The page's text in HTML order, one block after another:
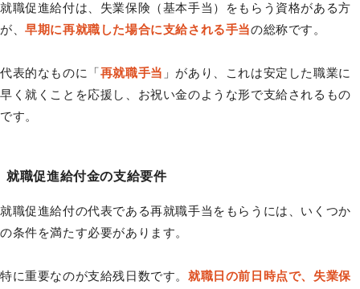
就職促進給付は、失業保険（基本手当）をもらう資格がある方
が、早期に再就職した場合に支給される手当の総称です。
代表的なものに「再就職手当 」があり、これは安定した職業に
早く就くことを応援し、お祝い金のような形で支給されるもの
です。
就職促進給付金の支給要件
就職促進給付の代表である再就職手当をもらうには、いくつか
の条件を満たす必要があります。
特に重要なのが支給残日数です。 就職日の前日時点で、失業保